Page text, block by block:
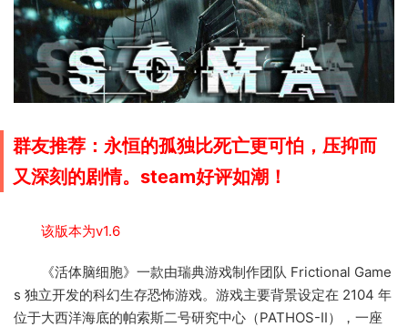
群友推荐：永恒的孤独比死亡更可怕，压抑而
又深刻的剧情。steam好评如潮！
该版本为v1.6
《活体脑细胞》一款由瑞典游戏制作团队 Frictional Game
s 独立开发的科幻生存恐怖游戏。游戏主要背景设定在 2104 年
位于大西洋海底的帕索斯二号研究中心（PATHOS-II），一座